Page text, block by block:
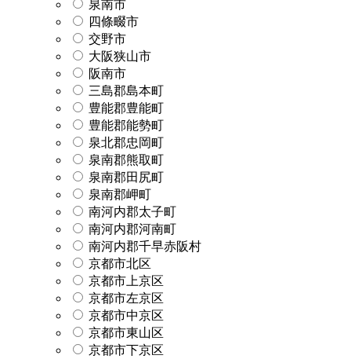
泉南市
四條畷市
交野市
大阪狭山市
阪南市
三島郡島本町
豊能郡豊能町
豊能郡能勢町
泉北郡忠岡町
泉南郡熊取町
泉南郡田尻町
泉南郡岬町
南河内郡太子町
南河内郡河南町
南河内郡千早赤阪村
京都市北区
京都市上京区
京都市左京区
京都市中京区
京都市東山区
京都市下京区